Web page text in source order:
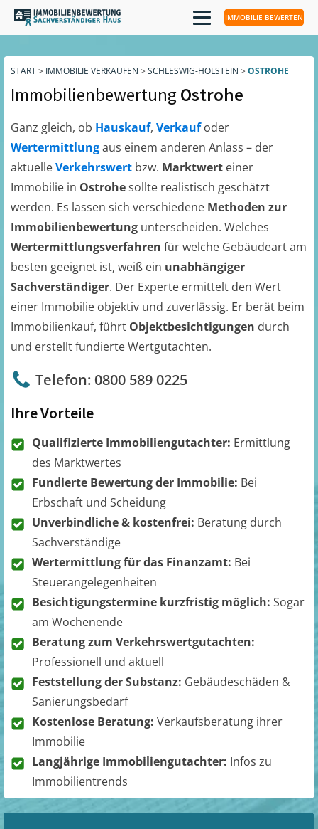
IMMOBILIE BEWERTEN
START> IMMOBILIE VERKAUFEN > SCHLESWIG-HOLSTEIN > OSTROHE
ImmobilienbewertungOstrohe
Ganz gleich, ob Hauskauf, Verkaufoder
Wertermittlungaus einem anderen Anlass – der
aktuelleVerkehrswert bzw. Marktwert einer
Immobilie in Ostrohesollte realistisch geschätzt
werden. Es lassen sich verschiedene Methoden zur
Immobilienbewertung unterscheiden. Welches
Wertermittlungsverfahren für welche Gebäudeart am
besten geeignet ist, weiß ein unabhängiger
Sachverständiger. Der Experte ermittelt den Wert
einer Immobilie objektiv und zuverlässig. Er berät beim
Immobilienkauf, führt Objektbesichtigungen durch
und erstellt fundierte Wertgutachten.
Telefon: 0800 589 0225
Ihre Vorteile
Qualifizierte Immobiliengutachter: Ermittlung
des Marktwertes
Fundierte Bewertung der Immobilie: Bei
Erbschaft und Scheidung
Unverbindliche & kostenfrei: Beratung durch
Sachverständige
Wertermittlung für das Finanzamt: Bei
Steuerangelegenheiten
Besichtigungstermine kurzfristig möglich: Sogar
am Wochenende
Beratung zum Verkehrswertgutachten:
Professionell und aktuell
Feststellung der Substanz: Gebäudeschäden &
Sanierungsbedarf
Kostenlose Beratung: Verkaufsberatung ihrer
Immobilie
Langjährige Immobiliengutachter: Infos zu
Immobilientrends